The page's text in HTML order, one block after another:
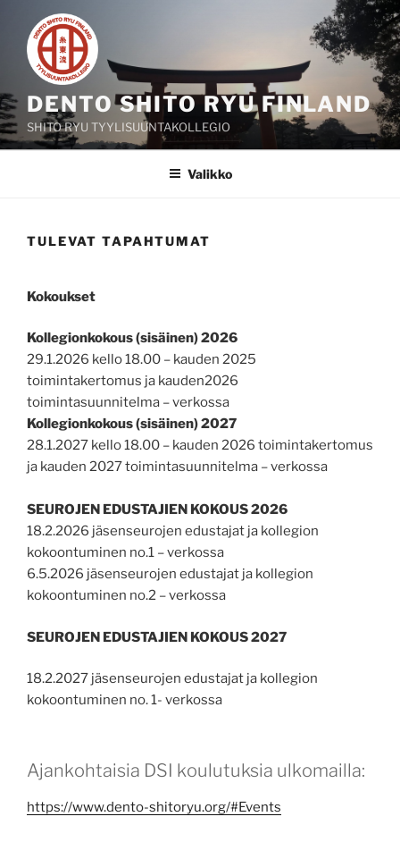
sisältöön
DENTO SHITO RYU FINLAND
SHITO RYU TYYLISUUNTAKOLLEGIO
Valikko
TULEVAT TAPAHTUMAT
Kokoukset
Kollegionkokous (sisäinen) 2026
29.1.2026 kello 18.00 – kauden 2025
toimintakertomus ja kauden2026
toimintasuunnitelma – verkossa
Kollegionkokous (sisäinen) 2027
28.1.2027 kello 18.00 – kauden 2026 toimintakertomus
ja kauden 2027 toimintasuunnitelma – verkossa
SEUROJEN EDUSTAJIEN KOKOUS 2026
18.2.2026 jäsenseurojen edustajat ja kollegion
kokoontuminen no.1 – verkossa
6.5.2026 jäsenseurojen edustajat ja kollegion
kokoontuminen no.2 – verkossa
SEUROJEN EDUSTAJIEN KOKOUS 2027
18.2.2027 jäsenseurojen edustajat ja kollegion
kokoontuminen no. 1- verkossa
Ajankohtaisia DSI koulutuksia ulkomailla:
https://www.dento-shitoryu.org/#Events